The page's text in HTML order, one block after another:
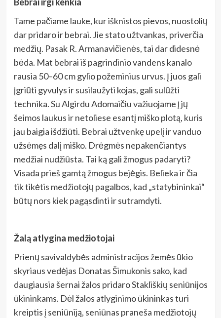
Tame pačiame lauke, kur išknistos pievos, nuostolių
dar pridaro ir bebrai. Jie stato užtvankas, priverčia
medžių. Pasak R. Armanavičienės, tai dar didesnė
bėda. Mat bebrai iš pagrindinio vandens kanalo
rausia 50–60 cm gylio požeminius urvus. Į juos gali
įgriūti gyvulys ir susilaužyti kojas, gali sulūžti
technika. Su Algirdu Adomaičiu važiuojame į jų
šeimos laukus ir netoliese esantį miško plotą, kuris
jau baigia išdžiūti. Bebrai užtvenkę upelį ir vanduo
užsėmęs dalį miško. Drėgmės nepakenčiantys
medžiai nudžiūsta. Tai ką gali žmogus padaryti?
Visada prieš gamtą žmogus bejėgis. Belieka ir čia
tik tikėtis medžiotojų pagalbos, kad „statybininkai“
būtų nors kiek pagąsdinti ir sutramdyti.
Žalą atlygina medžiotojai
Prienų savivaldybės administracijos žemės ūkio
skyriaus vedėjas Donatas Šimukonis sako, kad
daugiausia šernai žalos pridaro Stakliškių seniūnijos
ūkininkams. Dėl žalos atlyginimo ūkininkas turi
kreiptis į seniūniją, seniūnas praneša medžiotojų